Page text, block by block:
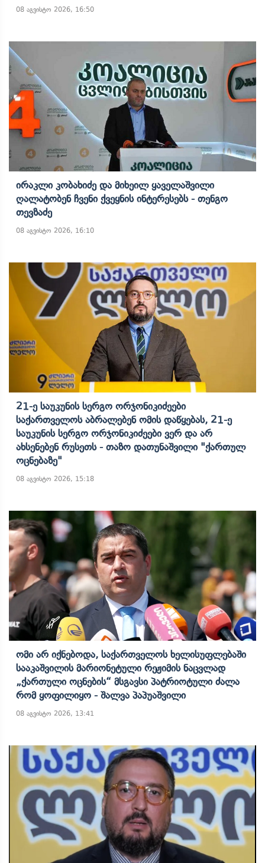
08 აგვისტო 2026, 16:50
Ირაკლი Კობახიძე Და Მიხეილ Ყაველაშვილი
Ღალატობენ Ჩვენი Ქვეყნის Ინტერესებს - Თენგო
Თევზაძე
08 აგვისტო 2026, 16:10
21-Ე Საუკუნის Სერგო Ორჯონიკიძეები
Საქართველოს Აბრალებენ Ომის Დაწყებას, 21-Ე
Საუკუნის Სერგო Ორჯონიკიძეები Ვერ Და Არ
Ახსენებენ Რუსეთს - Თაზო Დათუნაშვილი "ქართულ
Ოცნებაზე"
08 აგვისტო 2026, 15:18
Ომი Არ Იქნებოდა, Საქართველოს Ხელისუფლებაში
Სააკაშვილის Მარიონეტული Რეჟიმის Ნაცვლად
„ქართული Ოცნების“ Მსგავსი Პატრიოტული Ძალა
Რომ Ყოფილიყო - Შალვა Პაპუაშვილი
08 აგვისტო 2026, 13:41